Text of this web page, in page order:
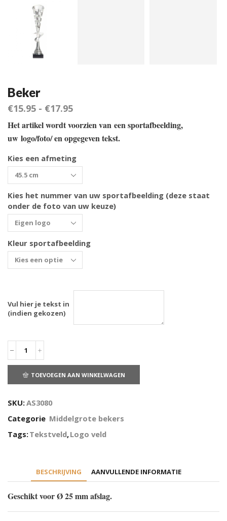
Beker
€15.95 - €17.95
Het artikel wordt voorzien van een sportafbeelding,
uw logo/foto/ en opgegeven tekst.
Kies een afmeting
Kies het nummer van uw sportafbeelding (deze staat
onder de foto van uw keuze)
Kleur sportafbeelding
Vul hier je tekst in
(indien gekozen)
TOEVOEGEN AAN WINKELWAGEN
SKU:AS3080
Categorie Middelgrote bekers
Tags:Tekstveld,Logo veld
BESCHRIJVING AANVULLENDE INFORMATIE
Geschikt voor Ø 25 mm afslag.